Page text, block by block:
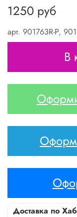
арт. 901763R-P,
1250 руб
В
Доставка по